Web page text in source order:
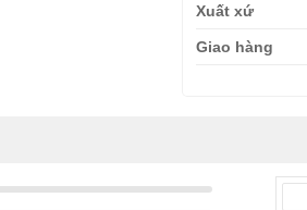
Xuất xứ
Giao hàng